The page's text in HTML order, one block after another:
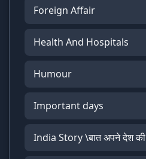
Foreign Affair
Health And Hospitals
Humour
Important days
India Story \बात अपने देश की